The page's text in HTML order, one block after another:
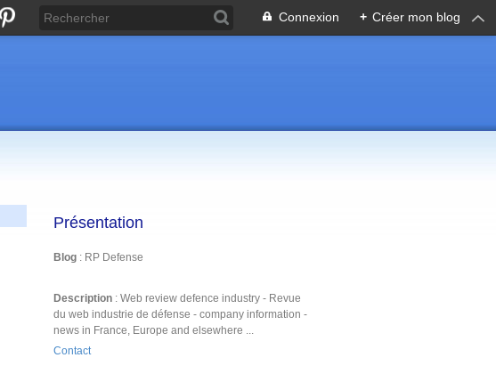
Connexion + Créer mon blog
Présentation
Blog : RP Defense
Description : Web review defence industry - Revue
du web industrie de défense - company information -
news in France, Europe and elsewhere ...
Contact